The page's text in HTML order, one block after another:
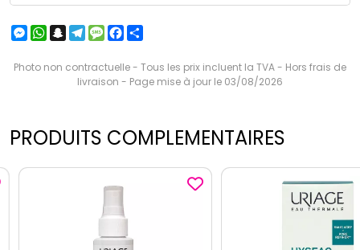
Messenger
WhatsApp
Snapchat
Telegram
MessageFacebook
Photo non contractuelle - Tous les prix incluent la TVA - Hors frais de
livraison - Page mise à jour le 03/08/2026
PRODUITS COMPLEMENTAIRES